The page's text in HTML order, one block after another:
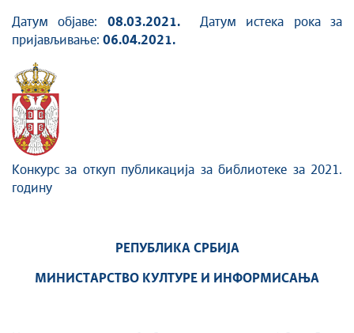
Сектор за међународне односе и европске
интеграције у области културе
Сектор за дигитализацију културног наслеђа и
савременог стваралаштва
Датум објаве: 08.03.2021.Датум истека рока за
пријављивање: 06.04.2021.
Конкурс за откуп публикација за библиотеке за 2021.
годину
РЕПУБЛИКА СРБИЈА
МИНИСТАРСТВО КУЛТУРЕ И ИНФОРМИСАЊА